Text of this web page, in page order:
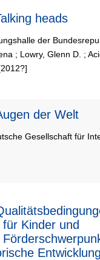
heads
der
; Lowry, Glenn D. ;
der Welt
Gesellschaft für
Kinder und
Entwicklung